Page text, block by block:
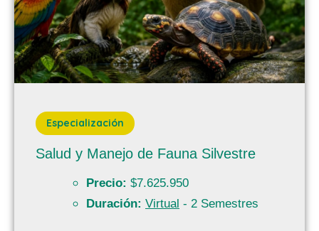
Especialización
Salud y Manejo de Fauna Silvestre
Precio: $7.625.950
Duración: Virtual - 2 Semestres